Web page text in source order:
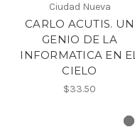
Ciudad Nueva
CARLO ACUTIS. UN
GENIO DE LA
INFORMATICA EN
CIELO
$33.50